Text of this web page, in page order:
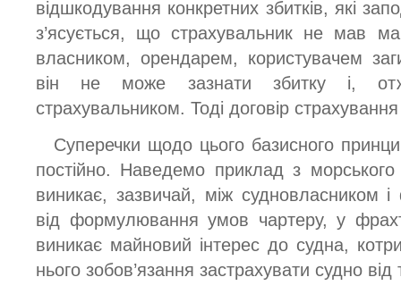
відшкодування конкретних збитків, які
з’ясується, що страхувальник не мав
власником, орендарем, користувачем
він не може зазнати збитку і,
страхувальником. Тоді договір
Суперечки щодо цього базисного
постійно. Наведемо приклад з
виникає, зазвичай, між судновласником
від формулювання умов чартеру, у
виникає майновий інтерес до судна,
нього зобов’язання застрахувати судно